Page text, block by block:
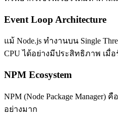
Event Loop Architecture
แม้ Node.js ทำงานบน Single
CPU ได้อย่างมีประสิทธิภาพ เมื่
NPM Ecosystem
NPM (Node Package
อย่างมาก